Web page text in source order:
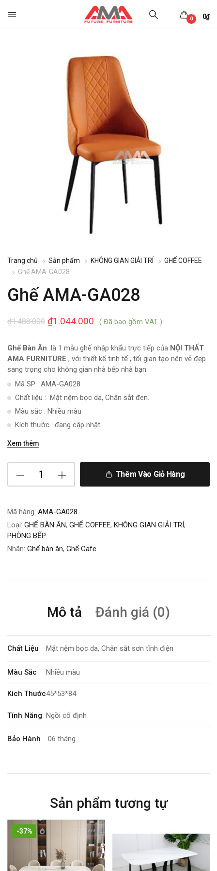
0₫
0
Trang chủ Sản phẩm KHÔNG GIAN GIẢI TRÍ
GHẾ COFFEE
Ghế AMA-GA028
Ghế AMA-GA028
1.488.000
₫ 1.044.000
₫ ( Đã bao gồm VAT )
Ghế Bàn Ăn là 1 mẫu ghế nhập khẩu trực tiếp của NỘI THẤT
AMA FURNITURE , với thiết kế tinh tế , tối gian tạo nên vẻ đẹp
sang trọng cho không gian nhà bếp nhà bạn.
Mã SP : AMA-GA028
Chất liệu : Mặt nệm bọc da, Chân sắt đen.
Màu sắc : Nhiều màu
Kích thước : đang cập nhật
Xem thêm
Thêm Vào Giỏ Hàng
Mã hàng: AMA-GA028
Loại: GHẾ BÀN ĂN, GHẾ COFFEE, KHÔNG GIAN GIẢI TRÍ,
PHÒNG BẾP
Nhãn: Ghế bàn ăn, Ghế Cafe
Mô tả Đánh giá (0)
Chất Liệu Mặt nệm bọc da, Chân sắt sơn tĩnh điện
Màu Sắc Nhiều màu
Kích Thước45*53*84
Tính Năng Ngồi cố định
Bảo Hành 06 tháng
Sản phẩm tương tự
-37%